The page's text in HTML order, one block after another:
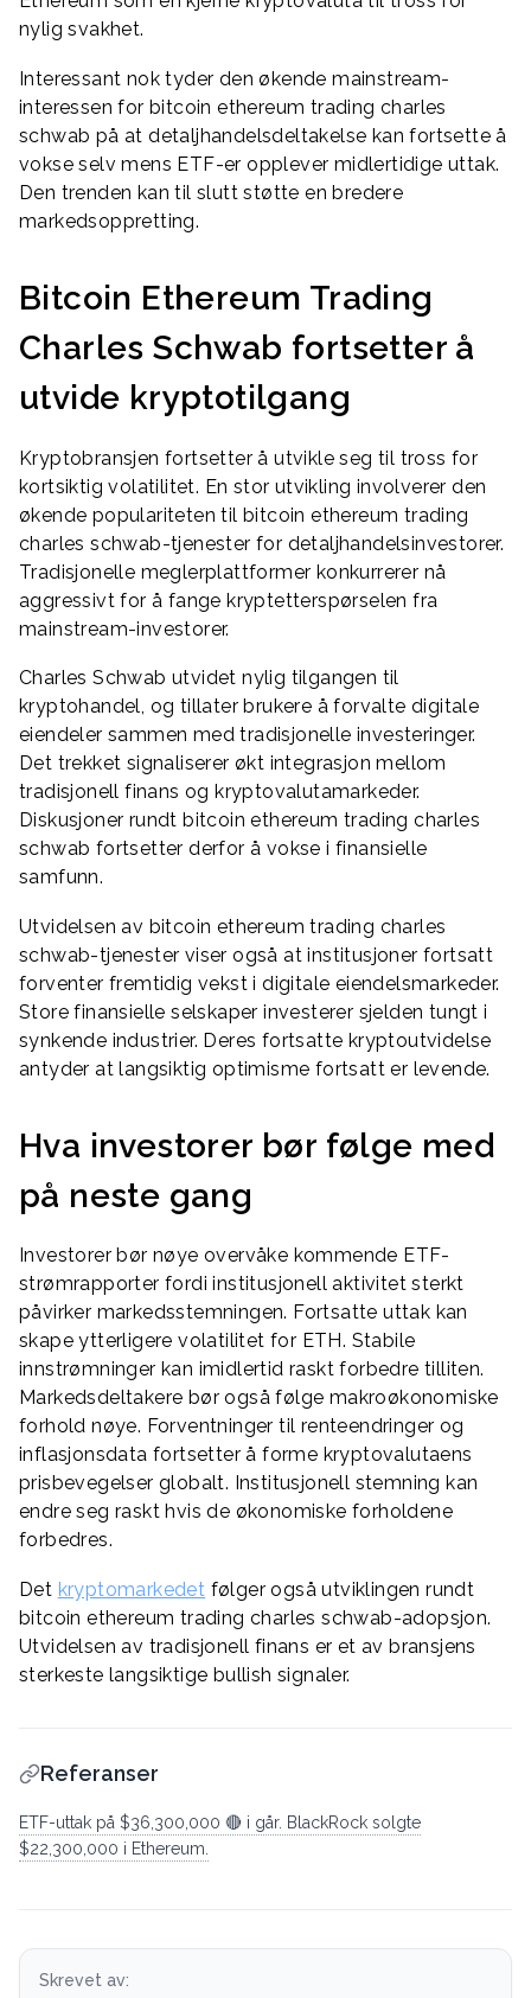
nylig svakhet.
Interessant nok tyder den økende mainstream-
interessen for bitcoin ethereum trading charles
schwab på at detaljhandelsdeltakelse kan fortsette å
vokse selv mens ETF-er opplever midlertidige uttak.
Den trenden kan til slutt støtte en bredere
markedsoppretting.
Bitcoin Ethereum Trading
Charles Schwab fortsetter å
utvide kryptotilgang
Kryptobransjen fortsetter å utvikle seg til tross for
kortsiktig volatilitet. En stor utvikling involverer den
økende populariteten til bitcoin ethereum trading
charles schwab-tjenester for detaljhandelsinvestorer.
Tradisjonelle meglerplattformer konkurrerer nå
aggressivt for å fange kryptetterspørselen fra
mainstream-investorer.
Charles Schwab utvidet nylig tilgangen til
kryptohandel, og tillater brukere å forvalte digitale
eiendeler sammen med tradisjonelle investeringer.
Det trekket signaliserer økt integrasjon mellom
tradisjonell finans og kryptovalutamarkeder.
Diskusjoner rundt bitcoin ethereum trading charles
schwab fortsetter derfor å vokse i finansielle
samfunn.
Utvidelsen av bitcoin ethereum trading charles
schwab-tjenester viser også at institusjoner fortsatt
forventer fremtidig vekst i digitale eiendelsmarkeder.
Store finansielle selskaper investerer sjelden tungt i
synkende industrier. Deres fortsatte kryptoutvidelse
antyder at langsiktig optimisme fortsatt er levende.
Hva investorer bør følge med
på neste gang
Investorer bør nøye overvåke kommende ETF-
strømrapporter fordi institusjonell aktivitet sterkt
påvirker markedsstemningen. Fortsatte uttak kan
skape ytterligere volatilitet for ETH. Stabile
innstrømninger kan imidlertid raskt forbedre tilliten.
Markedsdeltakere bør også følge makroøkonomiske
forhold nøye. Forventninger til renteendringer og
inflasjonsdata fortsetter å forme kryptovalutaens
prisbevegelser globalt. Institusjonell stemning kan
endre seg raskt hvis de økonomiske forholdene
forbedres.
Det kryptomarkedet følger også utviklingen rundt
bitcoin ethereum trading charles schwab-adopsjon.
Utvidelsen av tradisjonell finans er et av bransjens
sterkeste langsiktige bullish signaler.
Referanser
ETF-uttak på $36,300,000 🔴 i går. BlackRock solgte
$22,300,000 i Ethereum.
Skrevet av: